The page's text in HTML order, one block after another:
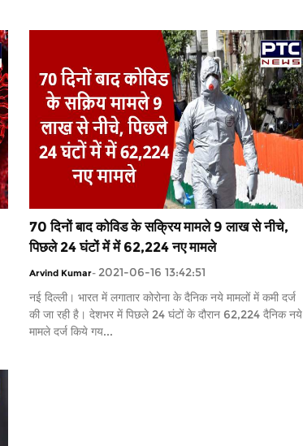
70 दिनों बाद कोविड के सक्रिय मामले 9 लाख से नीचे,
पिछले 24 घंटों में में 62,224 नए मामले
Arvind Kumar- 2021-06-16 13:42:51
नई दिल्ली। भारत में लगातार कोरोना के दैनिक नये मामलों में कमी दर्ज
की जा रही है। देशभर में पिछले 24 घंटों के दौरान 62,224 दैनिक नये
मामले दर्ज किये गय...